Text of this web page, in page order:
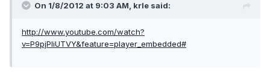
On 1/8/2012 at 9:03 AM, krle said:
http://www.youtube.com/watch?
v=P9pjPIiUTVY&feature=player_embedded#